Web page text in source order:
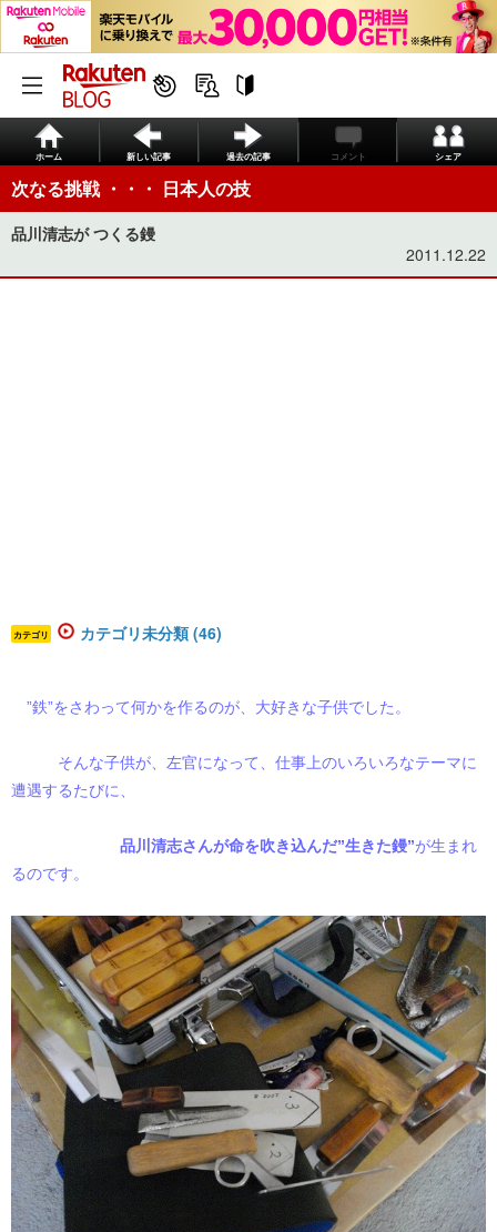
ホーム 新しい記事 過去の記事 コメント シェア
次なる挑戦 ・・・ 日本人の技
品川清志が つくる鏝
2011.12.22
カテゴリ カテゴリ未分類 (46)
”鉄”をさわって何かを作るのが、大好きな子供でした。
そんな子供が、左官になって、仕事上のいろいろなテーマに
遭遇するたびに、
品川清志さんが命を吹き込んだ”生きた鏝”が生まれ
るのです。